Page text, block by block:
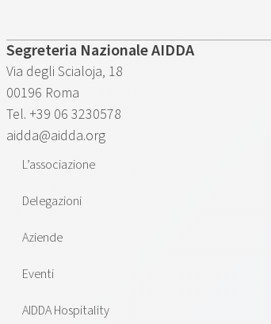
Segreteria Nazionale AIDDA
Via degli Scialoja, 18
00196 Roma
Tel. +39 06 3230578
aidda@aidda.org
L’associazione
Delegazioni
Aziende
Eventi
AIDDA Hospitality